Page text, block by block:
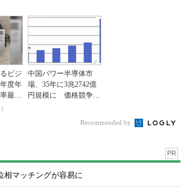
ビジ
度年
最大
)
中国パワー半導体市
場、35年に3兆2742億
円規模に 価格競争さ
Recommended by
PR
相マッチングが容易に